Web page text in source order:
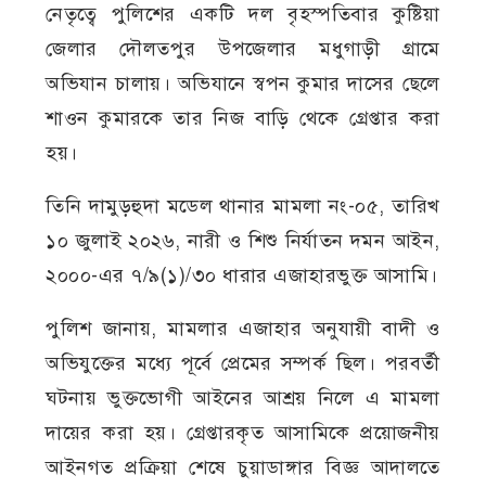
নেতৃত্বে পুলিশের একটি দল বৃহস্পতিবার কুষ্টিয়া
জেলার দৌলতপুর উপজেলার মধুগাড়ী গ্রামে
অভিযান চালায়। অভিযানে স্বপন কুমার দাসের ছেলে
শাওন কুমারকে তার নিজ বাড়ি থেকে গ্রেপ্তার করা
হয়।
তিনি দামুড়হুদা মডেল থানার মামলা নং-০৫, তারিখ
১০ জুলাই ২০২৬, নারী ও শিশু নির্যাতন দমন আইন,
২০০০-এর ৭/৯(১)/৩০ ধারার এজাহারভুক্ত আসামি।
পুলিশ জানায়, মামলার এজাহার অনুযায়ী বাদী ও
অভিযুক্তের মধ্যে পূর্বে প্রেমের সম্পর্ক ছিল। পরবর্তী
ঘটনায় ভুক্তভোগী আইনের আশ্রয় নিলে এ মামলা
দায়ের করা হয়। গ্রেপ্তারকৃত আসামিকে প্রয়োজনীয়
আইনগত প্রক্রিয়া শেষে চুয়াডাঙ্গার বিজ্ঞ আদালতে